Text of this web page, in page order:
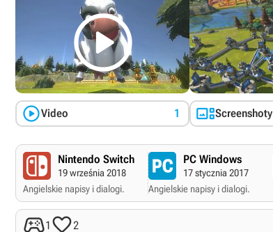

Video 1 Screenshoty
Nintendo Switch
19 września 2018
Angielskie napisy i dialogi.
PC Windows
17 stycznia 2017
Angielskie napisy i dialogi.
1 2